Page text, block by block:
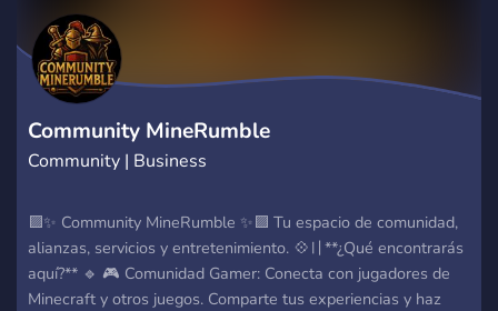
Community MineRumble
Community | Business
🟪✨ Community MineRumble ✨🟪 Tu espacio de comunidad,
alianzas, servicios y entretenimiento. 💠〢**¿Qué encontrarás
aquí?** 🔹 🎮 Comunidad Gamer: Conecta con jugadores de
Minecraft y otros juegos. Comparte tus experiencias y haz